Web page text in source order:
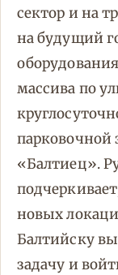
сектор и на
на будущий
массива по
парковочной
«Балтиец».
новых
Балтийску
задачу и